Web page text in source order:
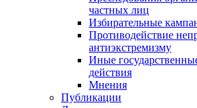
частных лиц
Избирательные
Противодействие
антиэкстремизму
Иные
действия
Мнения
Публикации